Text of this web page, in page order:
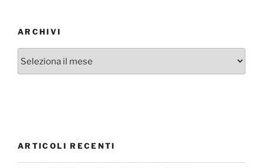
ARCHIVI
ARTICOLI RECENTI